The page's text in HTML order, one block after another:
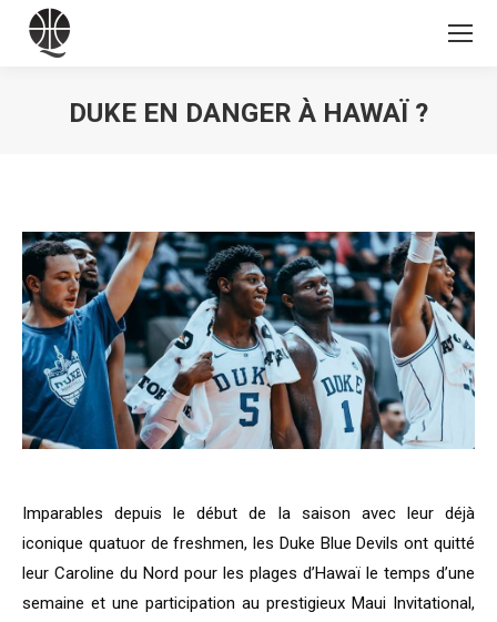
DUKE EN DANGER À HAWAÏ ?
Imparables depuis le début de la saison avec leur déjà
iconique quatuor de freshmen, les Duke Blue Devils ont quitté
leur Caroline du Nord pour les plages d’Hawaï le temps d’une
semaine et une participation au prestigieux Maui Invitational,